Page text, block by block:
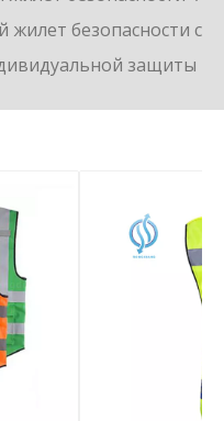
безопасности с
защиты